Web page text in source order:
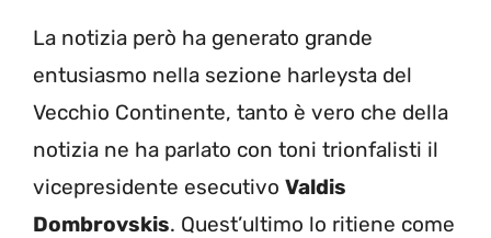
La notizia però ha generato grande
entusiasmo nella sezione harleysta del
Vecchio Continente, tanto è vero che della
notizia ne ha parlato con toni trionfalisti il
vicepresidente esecutivo Valdis
Dombrovskis. Quest’ultimo lo ritiene come